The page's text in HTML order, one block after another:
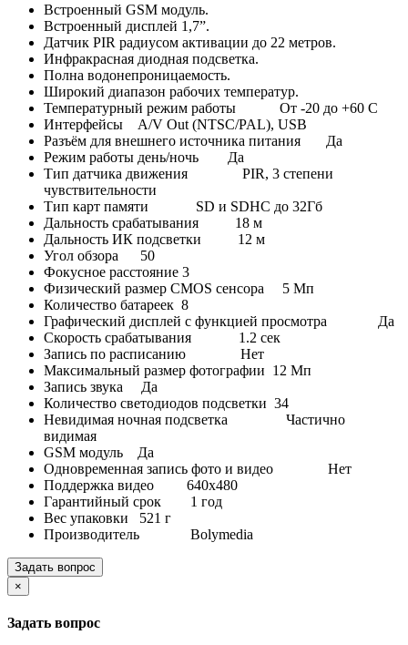
Встроенный GSM модуль.
Встроенный дисплей 1,7”.
Датчик PIR радиусом активации до 22 метров.
Инфракрасная диодная подсветка.
Полна водонепроницаемость.
Широкий диапазон рабочих температур.
Температурный режим работы От -20 до +60 С
Интерфейсы A/V Out (NTSC/PAL), USB
Разъём для внешнего источника питания Да
Режим работы день/ночь Да
Тип датчика движения PIR, 3 степени
чувствительности
Тип карт памяти SD и SDHC до 32Гб
Дальность срабатывания 18 м
Дальность ИК подсветки 12 м
Угол обзора 50
Фокусное расстояние 3
Физический размер CMOS сенсора 5 Мп
Количество батареек 8
Графический дисплей с функцией просмотра Да
Скорость срабатывания 1.2 сек
Запись по расписанию Нет
Максимальный размер фотографии 12 Мп
Запись звука Да
Количество светодиодов подсветки 34
Невидимая ночная подсветка Частично
видимая
GSM модуль Да
Одновременная запись фото и видео Нет
Поддержка видео 640х480
Гарантийный срок 1 год
Вес упаковки 521 г
Производитель Bolymedia
Задать вопрос
×
Задать вопрос